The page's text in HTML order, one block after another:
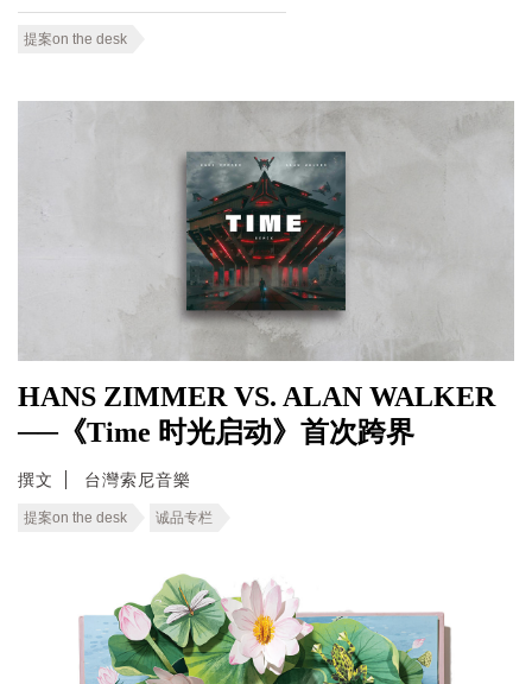
提案on the desk
HANS ZIMMER VS. ALAN WALKER
──《Time 时光启动》首次跨界
撰文 台灣索尼音樂
提案on the desk 诚品专栏